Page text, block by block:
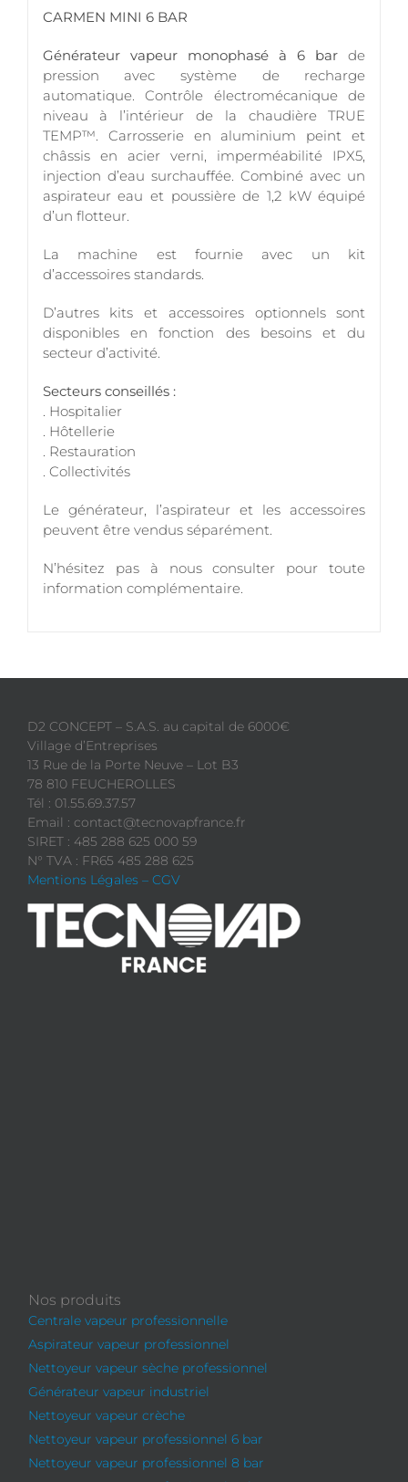
CARMEN MINI 6 BAR
Générateur vapeur monophasé à 6 bar de
pression avec système de recharge
automatique. Contrôle électromécanique de
niveau à l’intérieur de la chaudière TRUE
TEMP™. Carrosserie en aluminium peint et
châssis en acier verni, imperméabilité IPX5,
injection d’eau surchauffée. Combiné avec un
aspirateur eau et poussière de 1,2 kW équipé
d’un flotteur.
La machine est fournie avec un kit
d’accessoires standards.
D’autres kits et accessoires optionnels sont
disponibles en fonction des besoins et du
secteur d’activité.
Secteurs conseillés :
. Hospitalier
. Hôtellerie
. Restauration
. Collectivités
Le générateur, l’aspirateur et les accessoires
peuvent être vendus séparément.
N’hésitez pas à nous consulter pour toute
information complémentaire.
D2 CONCEPT – S.A.S. au capital de 6000€
Village d’Entreprises
13 Rue de la Porte Neuve – Lot B3
78 810 FEUCHEROLLES
Tél : 01.55.69.37.57
Email : contact@tecnovapfrance.fr
SIRET : 485 288 625 000 59
N° TVA : FR65 485 288 625
Mentions Légales – CGV
Nos produits
Centrale vapeur professionnelle
Aspirateur vapeur professionnel
Nettoyeur vapeur sèche professionnel
Générateur vapeur industriel
Nettoyeur vapeur crèche
Nettoyeur vapeur professionnel 6 bar
Nettoyeur vapeur professionnel 8 bar